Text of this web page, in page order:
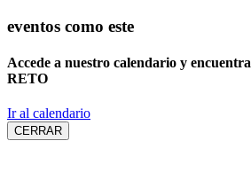
eventos como este
Accede a nuestro calendario y encuentra
RETO
Ir al calendario
CERRAR